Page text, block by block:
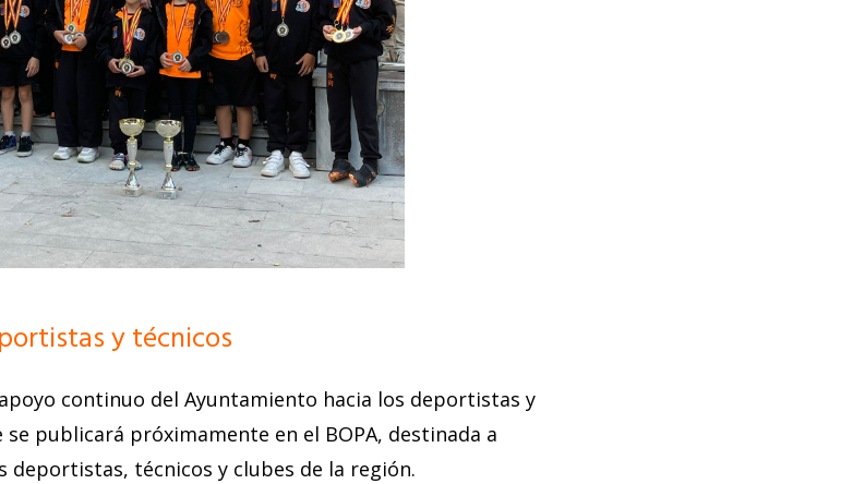
y técnicos
continuo del Ayuntamiento hacia los deportistas y
publicará próximamente en el BOPA, destinada a
técnicos y clubes de la región.